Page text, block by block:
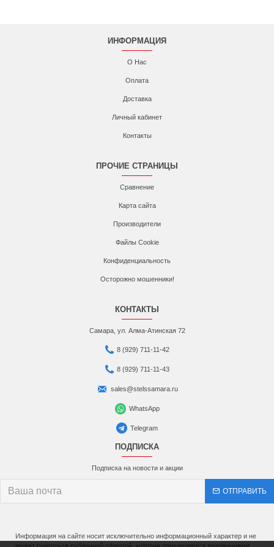
ИНФОРМАЦИЯ
О Нас
Оплата
Доставка
Личный кабинет
Контакты
ПРОЧИЕ СТРАНИЦЫ
Сравнение
Карта сайта
Производители
Файлы Cookie
Конфиденциальность
Осторожно мошенники!
КОНТАКТЫ
Самара, ул. Алма-Атинская 72
8 (929) 711-11-42
8 (929) 711-11-43
sales@stelssamara.ru
WhatsApp
Telegram
ПОДПИСКА
Подписка на новости и акции
ОТПРАВИТЬ
Информация на сайте носит исключительно информационный характер и не